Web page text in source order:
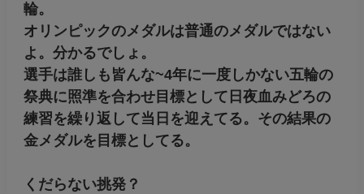
輪。
オリンピックのメダルは普通のメダルではない
よ。分かるでしょ。
選手は誰しも皆んな~4年に一度しかない五輪の
祭典に照準を合わせ目標として日夜血みどろの
練習を繰り返して当日を迎えてる。その結果の
金メダルを目標としてる。
くだらない挑発？